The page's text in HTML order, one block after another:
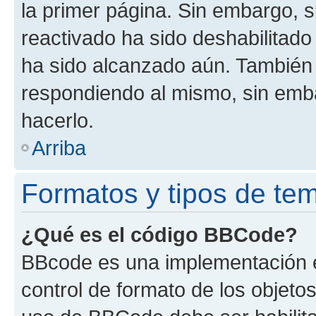
la primer página. Sin embargo,
reactivado ha sido
ha sido alcanzado aún.
respondiendo al mismo, sin
hacerlo.
Arriba
Formatos y tipos de
¿Qué es el código BBCode?
BBcode es una
control de formato de los